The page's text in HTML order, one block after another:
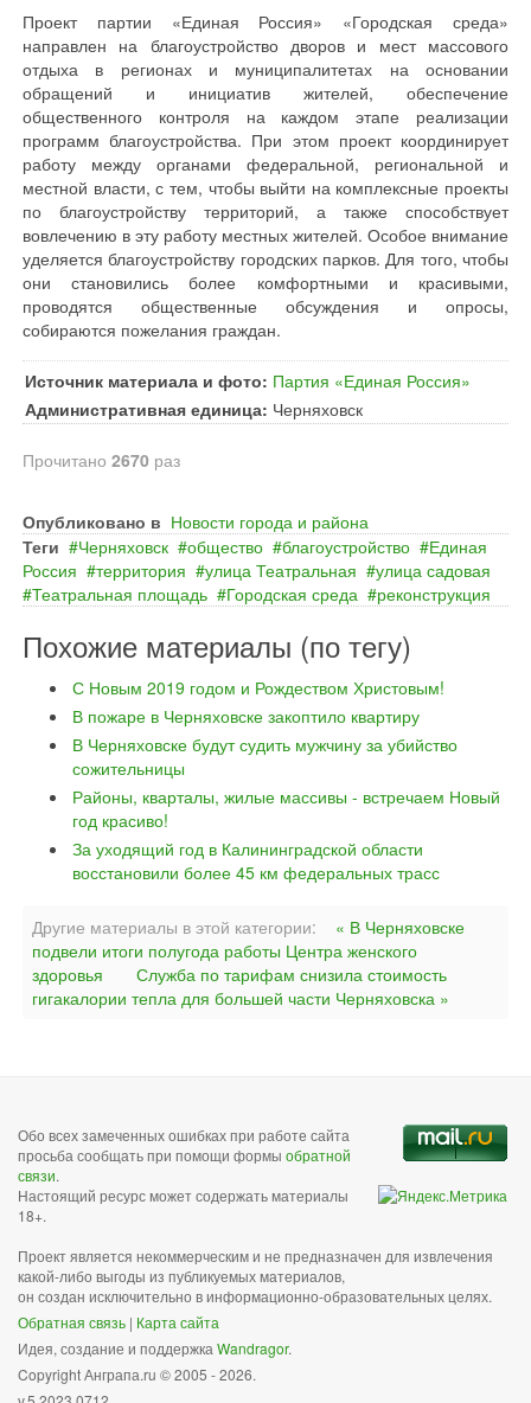
Проект партии «Единая Россия» «Городская среда»
направлен на благоустройство дворов и мест массового
отдыха в регионах и муниципалитетах на основании
обращений и инициатив жителей, обеспечение
общественного контроля на каждом этапе реализации
программ благоустройства. При этом проект координирует
работу между органами федеральной, региональной и
местной власти, с тем, чтобы выйти на комплексные проекты
по благоустройству территорий, а также способствует
вовлечению в эту работу местных жителей. Особое внимание
уделяется благоустройству городских парков. Для того, чтобы
они становились более комфортными и красивыми,
проводятся общественные обсуждения и опросы,
собираются пожелания граждан.
Источник материала и фото: Партия «Единая Россия»
Административная единица: Черняховск
Прочитано 2670 раз
Опубликовано в Новости города и района
Теги
Черняховск общество благоустройство
Единая
Россия
территория улица Театральная
улица садовая
Театральная площадь
Городская среда реконструкция
Похожие материалы (по тегу)
С Новым 2019 годом и Рождеством Христовым!
В пожаре в Черняховске закоптило квартиру
В Черняховске будут судить мужчину за убийство
сожительницы
Районы, кварталы, жилые массивы - встречаем Новый
год красиво!
За уходящий год в Калининградской области
восстановили более 45 км федеральных трасс
Другие материалы в этой категории:
« В Черняховске
подвели итоги полугода работы Центра женского
здоровья
Служба по тарифам снизила стоимость
гигакалории тепла для большей части Черняховска »
Обо всех замеченных ошибках при работе сайта
просьба сообщать при помощи формы обратной
связи.
Настоящий ресурс может содержать материалы
18+.
Проект является некоммерческим и не предназначен для извлечения
какой-либо выгоды из публикуемых материалов,
он создан исключительно в информационно-образовательных целях.
Обратная связь | Карта сайта
Идея, создание и поддержка Wandragor.
Copyright Анграпа.ru © 2005 - 2026.